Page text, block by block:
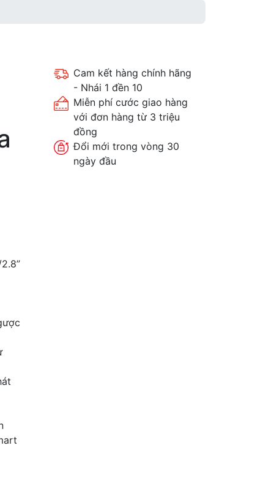
Cam kết hàng chính hãng
- Nhái 1 đền 10
Miễn phí cước giao hàng
với đơn hàng từ 3 triệu
đồng
Đổi mới trong vòng 30
ngày đầu